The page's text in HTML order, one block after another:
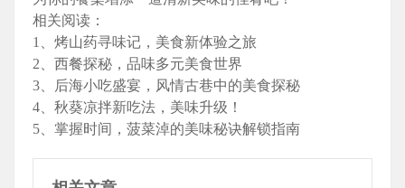
相关阅读：
1、烤山药寻味记，美食新体验之旅
2、西餐探秘，品味多元美食世界
3、后海小吃盛宴，风情古巷中的美食探秘
4、秋葵凉拌新吃法，美味升级！
5、掌握时间，菠菜淖的美味秘诀解锁指南